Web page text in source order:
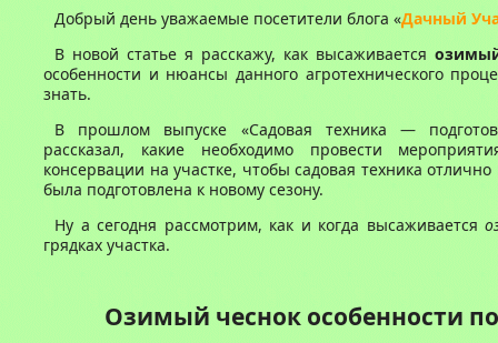
Добрый день уважаемые посетители блога «Дачный
В новой статье я расскажу, как высаживается
особенности и нюансы данного агротехнического
знать.
В прошлом выпуске «Садовая техника —
рассказал, какие необходимо провести
консервации на участке, чтобы садовая техника
была подготовлена к новому сезону.
Ну а сегодня рассмотрим, как и когда высаживается
грядках участка.
Озимый чеснок особенности